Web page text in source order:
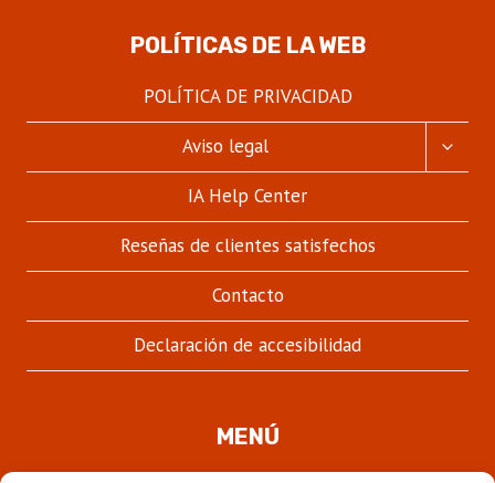
POLÍTICAS DE LA WEB
POLÍTICA DE PRIVACIDAD
Aviso legal
IA Help Center
Reseñas de clientes satisfechos
Contacto
Declaración de accesibilidad
MENÚ